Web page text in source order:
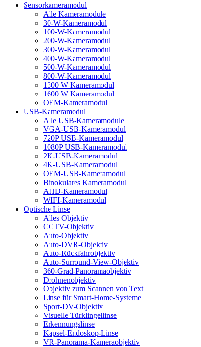
Sensorkameramodul
Alle Kameramodule
30-W-Kameramodul
100-W-Kameramodul
200-W-Kameramodul
300-W-Kameramodul
400-W-Kameramodul
500-W-Kameramodul
800-W-Kameramodul
1300 W Kameramodul
1600 W Kameramodul
OEM-Kameramodul
USB-Kameramodul
Alle USB-Kameramodule
VGA-USB-Kameramodul
720P USB-Kameramodul
1080P USB-Kameramodul
2K-USB-Kameramodul
4K-USB-Kameramodul
OEM-USB-Kameramodul
Binokulares Kameramodul
AHD-Kameramodul
WIFI-Kameramodul
Optische Linse
Alles Objektiv
CCTV-Objektiv
Auto-Objektiv
Auto-DVR-Objektiv
Auto-Rückfahrobjektiv
Auto-Surround-View-Objektiv
360-Grad-Panoramaobjektiv
Drohnenobjektiv
Objektiv zum Scannen von Text
Linse für Smart-Home-Systeme
Sport-DV-Objektiv
Visuelle Türklingellinse
Erkennungslinse
Kapsel-Endoskop-Linse
VR-Panorama-Kameraobjektiv